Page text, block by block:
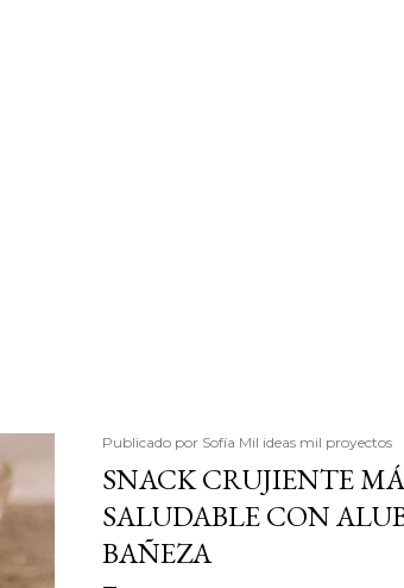
Publicado por Sofía Mil ideas mil proyectos
SNACK CRUJIENTE
SALUDABLE CON
BAÑEZA